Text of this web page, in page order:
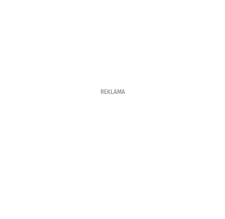
REKLAMA